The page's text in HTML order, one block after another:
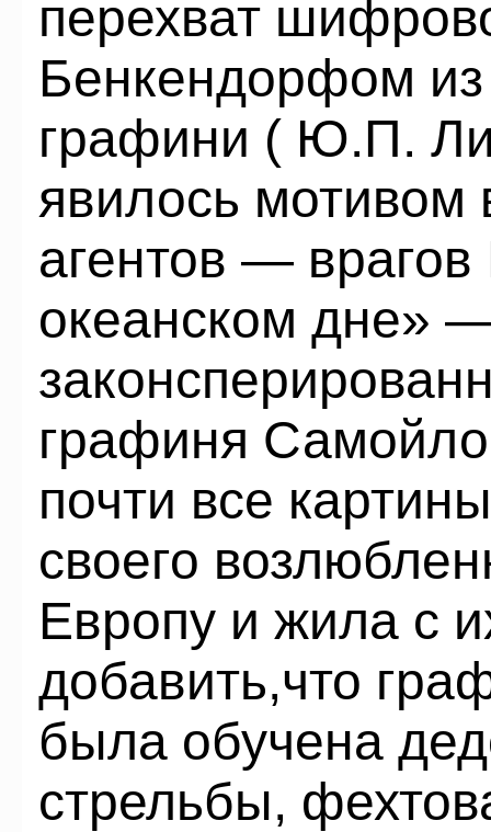
перехват
Бенкендорфом
графини ( Ю.П.
явилось мотивом
агентов —
океанском дне»
графиня
почти все
своего
Европу и жила с
добавить,что
была обучена
стрельбы,